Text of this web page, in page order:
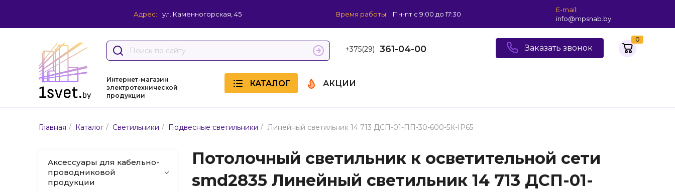
Адрес: ул. Каменногорская, 45 Время работы: Пн-пт с 9:00 до 17:30
E-mail:
info@mpsnab.by
+375(29) 361-04-00 Заказать звонок
0
Интернет-магазин
электротехнической
продукции
КАТАЛОГ АКЦИИ
Главная / Каталог / Светильники / Подвесные светильники / Линейный светильник 14 713 ДСП-01-ПП-30-600-5К-IP65
Аксессуары для кабельно-
проводниковой
продукции
Потолочный светильник к осветительной сети
smd2835 Линейный светильник 14 713 ДСП-01-